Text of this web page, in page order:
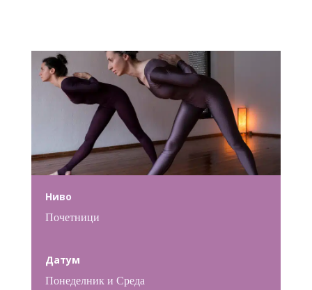
Ниво
Почетници
Датум
Понеделник и Среда